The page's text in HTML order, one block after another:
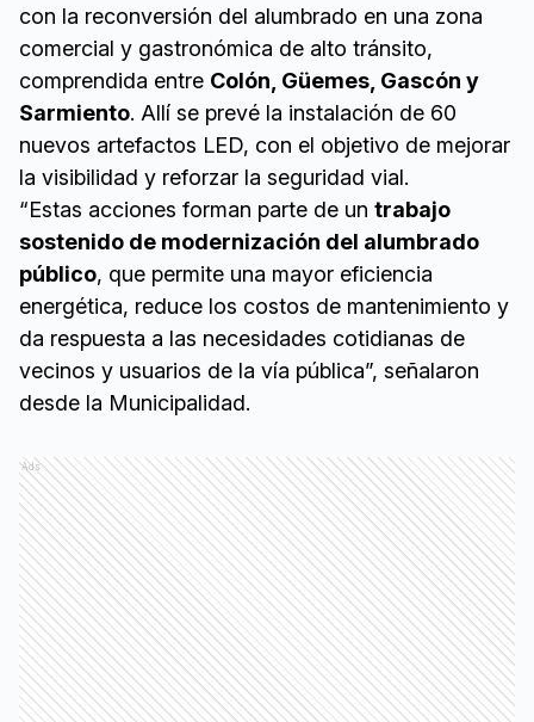
con la reconversión del alumbrado en una zona
comercial y gastronómica de alto tránsito,
comprendida entre Colón, Güemes, Gascón y
Sarmiento. Allí se prevé la instalación de 60
nuevos artefactos LED, con el objetivo de mejorar
la visibilidad y reforzar la seguridad vial.
“Estas acciones forman parte de un trabajo
sostenido de modernización del alumbrado
público, que permite una mayor eficiencia
energética, reduce los costos de mantenimiento y
da respuesta a las necesidades cotidianas de
vecinos y usuarios de la vía pública”, señalaron
desde la Municipalidad.
Ads